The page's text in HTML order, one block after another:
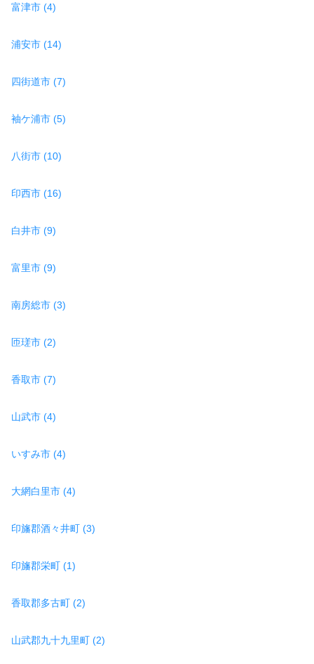
富津市 (4)
浦安市 (14)
四街道市 (7)
袖ケ浦市 (5)
八街市 (10)
印西市 (16)
白井市 (9)
富里市 (9)
南房総市 (3)
匝瑳市 (2)
香取市 (7)
山武市 (4)
いすみ市 (4)
大網白里市 (4)
印旛郡酒々井町 (3)
印旛郡栄町 (1)
香取郡多古町 (2)
山武郡九十九里町 (2)